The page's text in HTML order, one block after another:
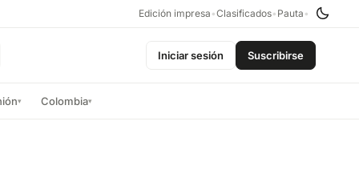
Edición impresa •Clasificados• Pauta •
Iniciar sesión Suscribirse
▾ Colombia▾